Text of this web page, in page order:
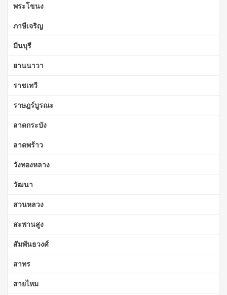
พระโขนง
ภาษีเจริญ
มีนบุรี
ยานนาวา
ราชเทวี
ราษฎร์บูรณะ
ลาดกระบัง
ลาดพร้าว
วังทองหลาง
วัฒนา
สวนหลวง
สะพานสูง
สัมพันธวงศ์
สาทร
สายไหม